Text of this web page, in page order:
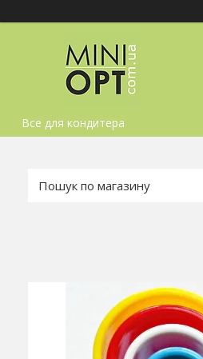
Все для кондитера